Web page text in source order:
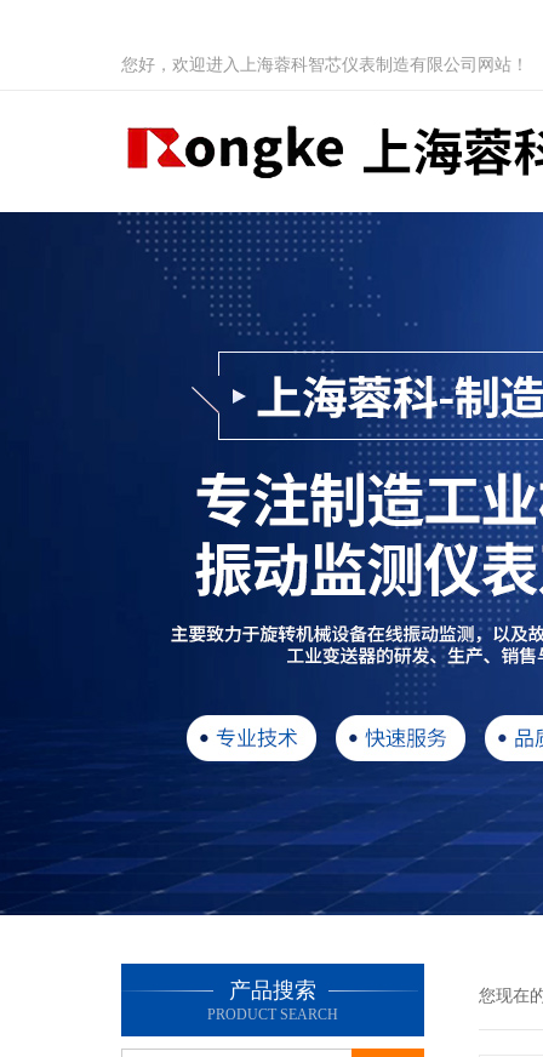
您好，欢迎进入上海蓉科智芯仪表制造有限公司网站！
产品搜索
PRODUCT SEARCH
您现在